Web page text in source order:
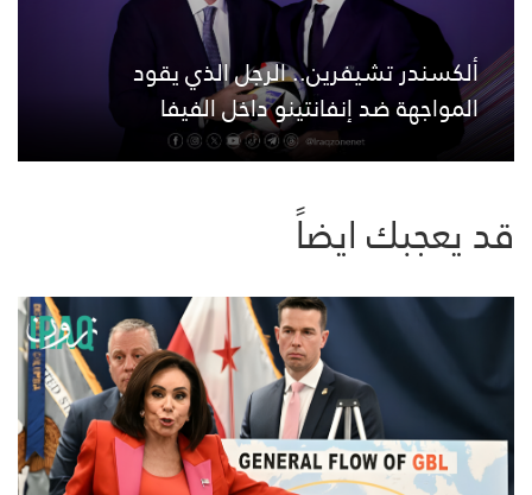
ألكسندر تشيفرين.. الرجل الذي يقود
المواجهة ضد إنفانتينو داخل الفيفا
قد يعجبك ايضاً